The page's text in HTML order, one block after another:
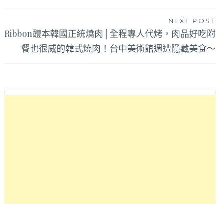
NEXT POST
Ribbon醴本韓國正統燒肉│全程專人代烤，肉品好吃附
餐也很威的韓式燒肉！台中美術館週遭隱藏美食～